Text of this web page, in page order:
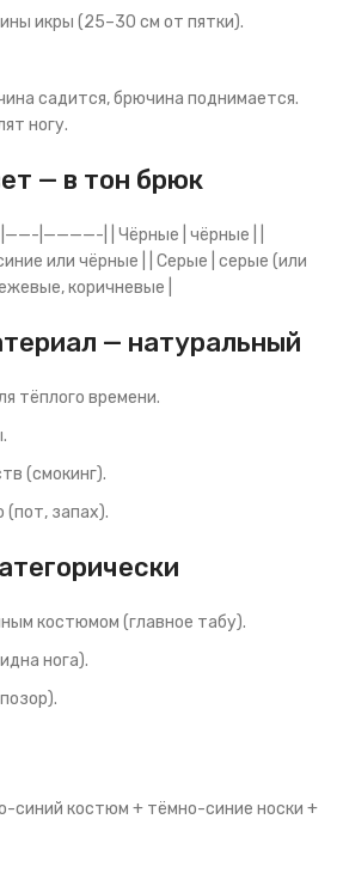
икры (25–30 см от пятки).
садится, брючина поднимается.
ногу.
— в тон брюк
|——-|————-| | Чёрные | чёрные | |
или чёрные | | Серые | серые (или
коричневые |
— натуральный
тёплого времени.
(смокинг).
(пот, запах).
костюмом (главное табу).
нога).
синий костюм + тёмно-синие носки +